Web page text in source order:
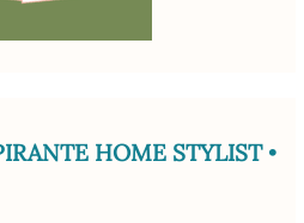
HOME STYLIST •